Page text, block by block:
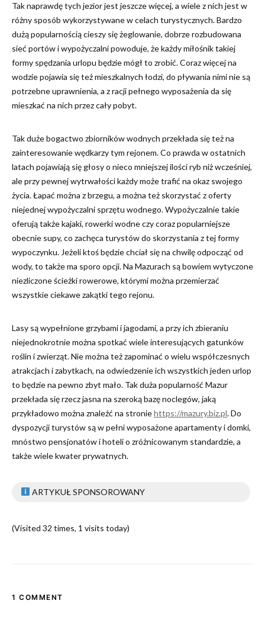
Tak naprawdę tych jezior jest jeszcze więcej, a wiele z nich jest w
różny sposób wykorzystywane w celach turystycznych. Bardzo
dużą popularnością cieszy się żeglowanie, dobrze rozbudowana
sieć portów i wypożyczalni powoduje, że każdy miłośnik takiej
formy spędzania urlopu będzie mógł to zrobić. Coraz więcej na
wodzie pojawia się też mieszkalnych łodzi, do pływania nimi nie są
potrzebne uprawnienia, a z racji pełnego wyposażenia da się
mieszkać na nich przez cały pobyt.
Tak duże bogactwo zbiorników wodnych przekłada się też na
zainteresowanie wędkarzy tym rejonem. Co prawda w ostatnich
latach pojawiają się głosy o nieco mniejszej ilości ryb niż wcześniej,
ale przy pewnej wytrwałości każdy może trafić na okaz swojego
życia. Łapać można z brzegu, a można też skorzystać z oferty
niejednej wypożyczalni sprzętu wodnego. Wypożyczalnie takie
oferują także kajaki, rowerki wodne czy coraz popularniejsze
obecnie supy, co zachęca turystów do skorzystania z tej formy
wypoczynku. Jeżeli ktoś będzie chciał się na chwilę odpocząć od
wody, to także ma sporo opcji. Na Mazurach są bowiem wytyczone
niezliczone ścieżki rowerowe, którymi można przemierzać
wszystkie ciekawe zakątki tego rejonu.
Lasy są wypełnione grzybami i jagodami, a przy ich zbieraniu
niejednokrotnie można spotkać wiele interesujących gatunków
roślin i zwierząt. Nie można też zapominać o wielu współczesnych
atrakcjach i zabytkach, na odwiedzenie ich wszystkich jeden urlop
to będzie na pewno zbyt mało. Tak duża popularność Mazur
przekłada się rzecz jasna na szeroką bazę noclegów, jaką
przykładowo można znaleźć na stroniehttps://mazury.biz.pl. Do
dyspozycji turystów są w pełni wyposażone apartamenty i domki,
mnóstwo pensjonatów i hoteli o zróżnicowanym standardzie, a
także wiele kwater prywatnych.
ARTYKUŁ SPONSOROWANY
(Visited 32 times, 1 visits today)
1 COMMENT